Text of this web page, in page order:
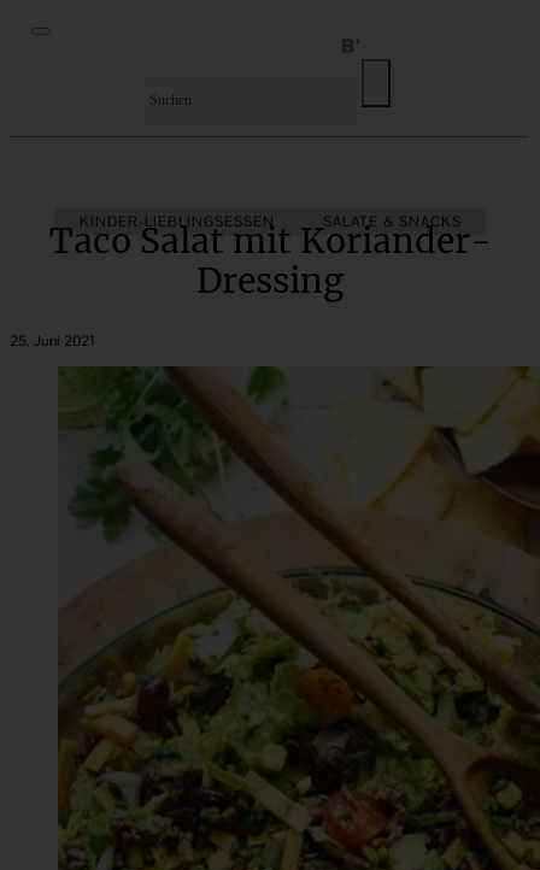
KINDER-LIEBLINGSESSEN SALATE & SNACKS
Taco Salat mit Koriander-
Dressing
25. Juni 2021